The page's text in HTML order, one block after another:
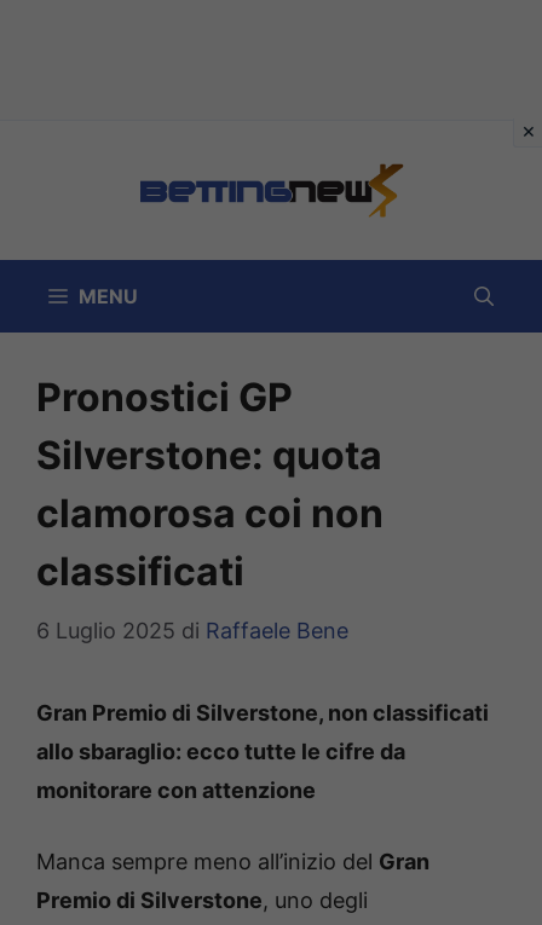
MENU
Pronostici GP
Silverstone: quota
clamorosa coi non
classificati
6 Luglio 2025 di Raffaele Bene
Gran Premio di Silverstone, non classificati
allo sbaraglio: ecco tutte le cifre da
monitorare con attenzione
Manca sempre meno all’inizio del Gran
Premio di Silverstone, uno degli